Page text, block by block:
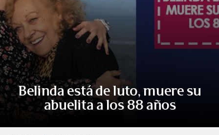
Belinda está de luto, muere su
abuelita a los 88 años